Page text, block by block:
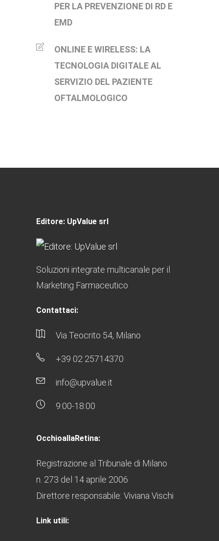
PER LA PREVENZIONE DI RD E
EMD
ONLINE E WIRELESS: LA
TECNOLOGIA DIGITALE AL
SERVIZIO DEL PAZIENTE
OFTALMOLOGICO
Editore: UpValue srl
Soluzioni integrate multicanale per il
Marketing Farmaceutico
Contattaci:
Via Teocrito 54, Milano
+39 02 25714370
info@upvalue.it
9:00-18:00
OcchioallaRetina:
Registrazione al Tribunale di Milano
n. 273 del 14 aprile 2006
Direttore responsabile: Viviana Vischi
Link utili: